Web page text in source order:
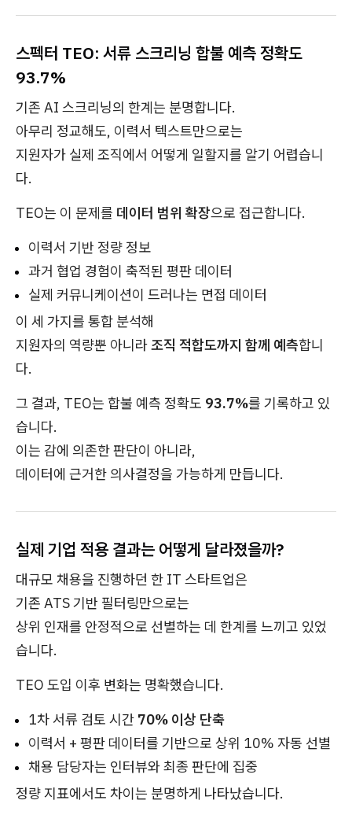
스펙터 TEO: 서류 스크리닝 합불 예측 정확도
93.7%
기존 AI 스크리닝의 한계는 분명합니다.
아무리 정교해도, 이력서 텍스트만으로는
지원자가 실제 조직에서 어떻게 일할지를 알기 어렵습니
다.
TEO는 이 문제를 데이터 범위 확장으로 접근합니다.
이력서 기반 정량 정보
과거 협업 경험이 축적된 평판 데이터
실제 커뮤니케이션이 드러나는 면접 데이터
이 세 가지를 통합 분석해
지원자의 역량뿐 아니라조직 적합도까지 함께 예측합니
다.
그 결과, TEO는 합불 예측 정확도 93.7%를 기록하고 있
습니다.
이는 감에 의존한 판단이 아니라,
데이터에 근거한 의사결정을 가능하게 만듭니다.
실제 기업 적용 결과는 어떻게 달라졌을까?
대규모 채용을 진행하던 한 IT 스타트업은
기존 ATS 기반 필터링만으로는
상위 인재를 안정적으로 선별하는 데 한계를 느끼고 있었
습니다.
TEO 도입 이후 변화는 명확했습니다.
1차 서류 검토 시간 70% 이상 단축
이력서 + 평판 데이터를 기반으로 상위 10% 자동 선별
채용 담당자는 인터뷰와 최종 판단에 집중
정량 지표에서도 차이는 분명하게 나타났습니다.